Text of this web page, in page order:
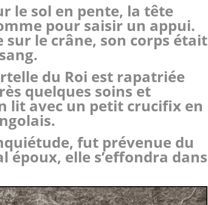
le sol en pente, la tête
pour saisir un appui.
le crâne, son corps était
du Roi est rapatriée
quelques soins et
lit avec un petit crucifix en
fut prévenue du
époux, elle s’effondra dans